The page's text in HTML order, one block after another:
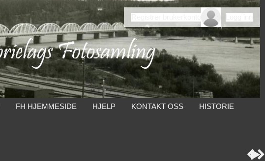
FH HJEMMESIDE HJELP KONTAKT OSS HISTORIE
